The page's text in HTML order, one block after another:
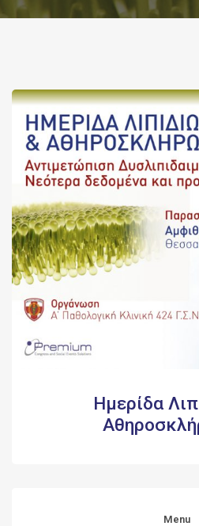
Ημερίδα
Menu